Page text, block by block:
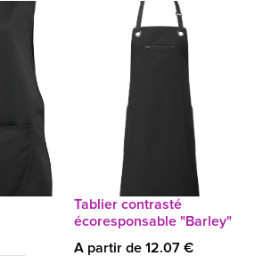
Tablier contrasté
écoresponsable "Barley"
A partir de 12.07 €